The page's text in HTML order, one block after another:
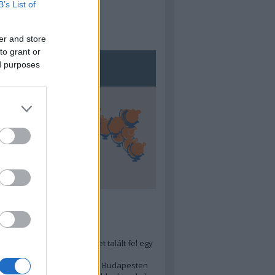
List of
and store
grant or
purposes
menő Budapest-térképet talált fel egy
(elérhető árú) ebéd Budapesten